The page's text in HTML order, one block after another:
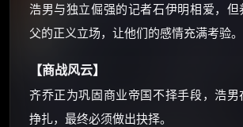
浩男与独立倔强的记者石伊明相爱，但
父的正义立场，让他们的感情充满考验。
【商战风云】
齐乔正为巩固商业帝国不择手段，浩男
挣扎，最终必须做出抉择。